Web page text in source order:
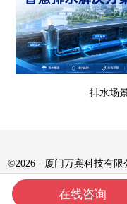
排水场
©2026 - 厦门万宾科技有
在线咨询